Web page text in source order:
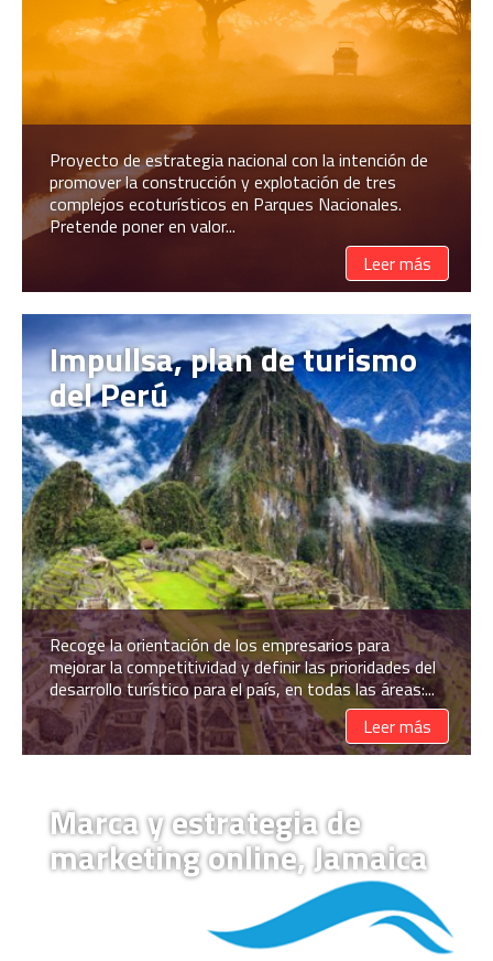
Proyecto de estrategia nacional con la intención de
promover la construcción y explotación de tres
complejos ecoturísticos en Parques Nacionales.
Pretende poner en valor...
Leer más
Impullsa, plan de turismo
del Perú
Recoge la orientación de los empresarios para
mejorar la competitividad y definir las prioridades del
desarrollo turístico para el país, en todas las áreas:...
Leer más
Marca y estrategia de
marketing online, Jamaica